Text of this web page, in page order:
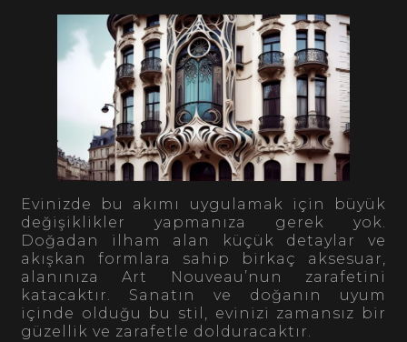
Evinizde bu akımı uygulamak için büyük
değişiklikler yapmanıza gerek yok.
Doğadan ilham alan küçük detaylar ve
akışkan formlara sahip birkaç aksesuar,
alanınıza Art Nouveau’nun zarafetini
katacaktır. Sanatın ve doğanın uyum
içinde olduğu bu stil, evinizi zamansız bir
güzellik ve zarafetle dolduracaktır.